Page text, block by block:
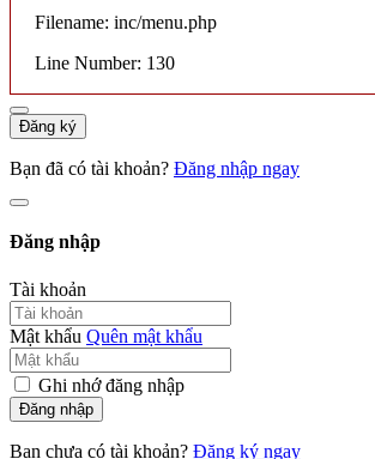
Filename: inc/menu.php
Line Number: 130
Đăng ký
Bạn đã có tài khoản? Đăng nhập ngay
Đăng nhập
Tài khoản
Mật khẩu Quên mật khẩu
Ghi nhớ đăng nhập
Đăng nhập
Bạn chưa có tài khoản? Đăng ký ngay